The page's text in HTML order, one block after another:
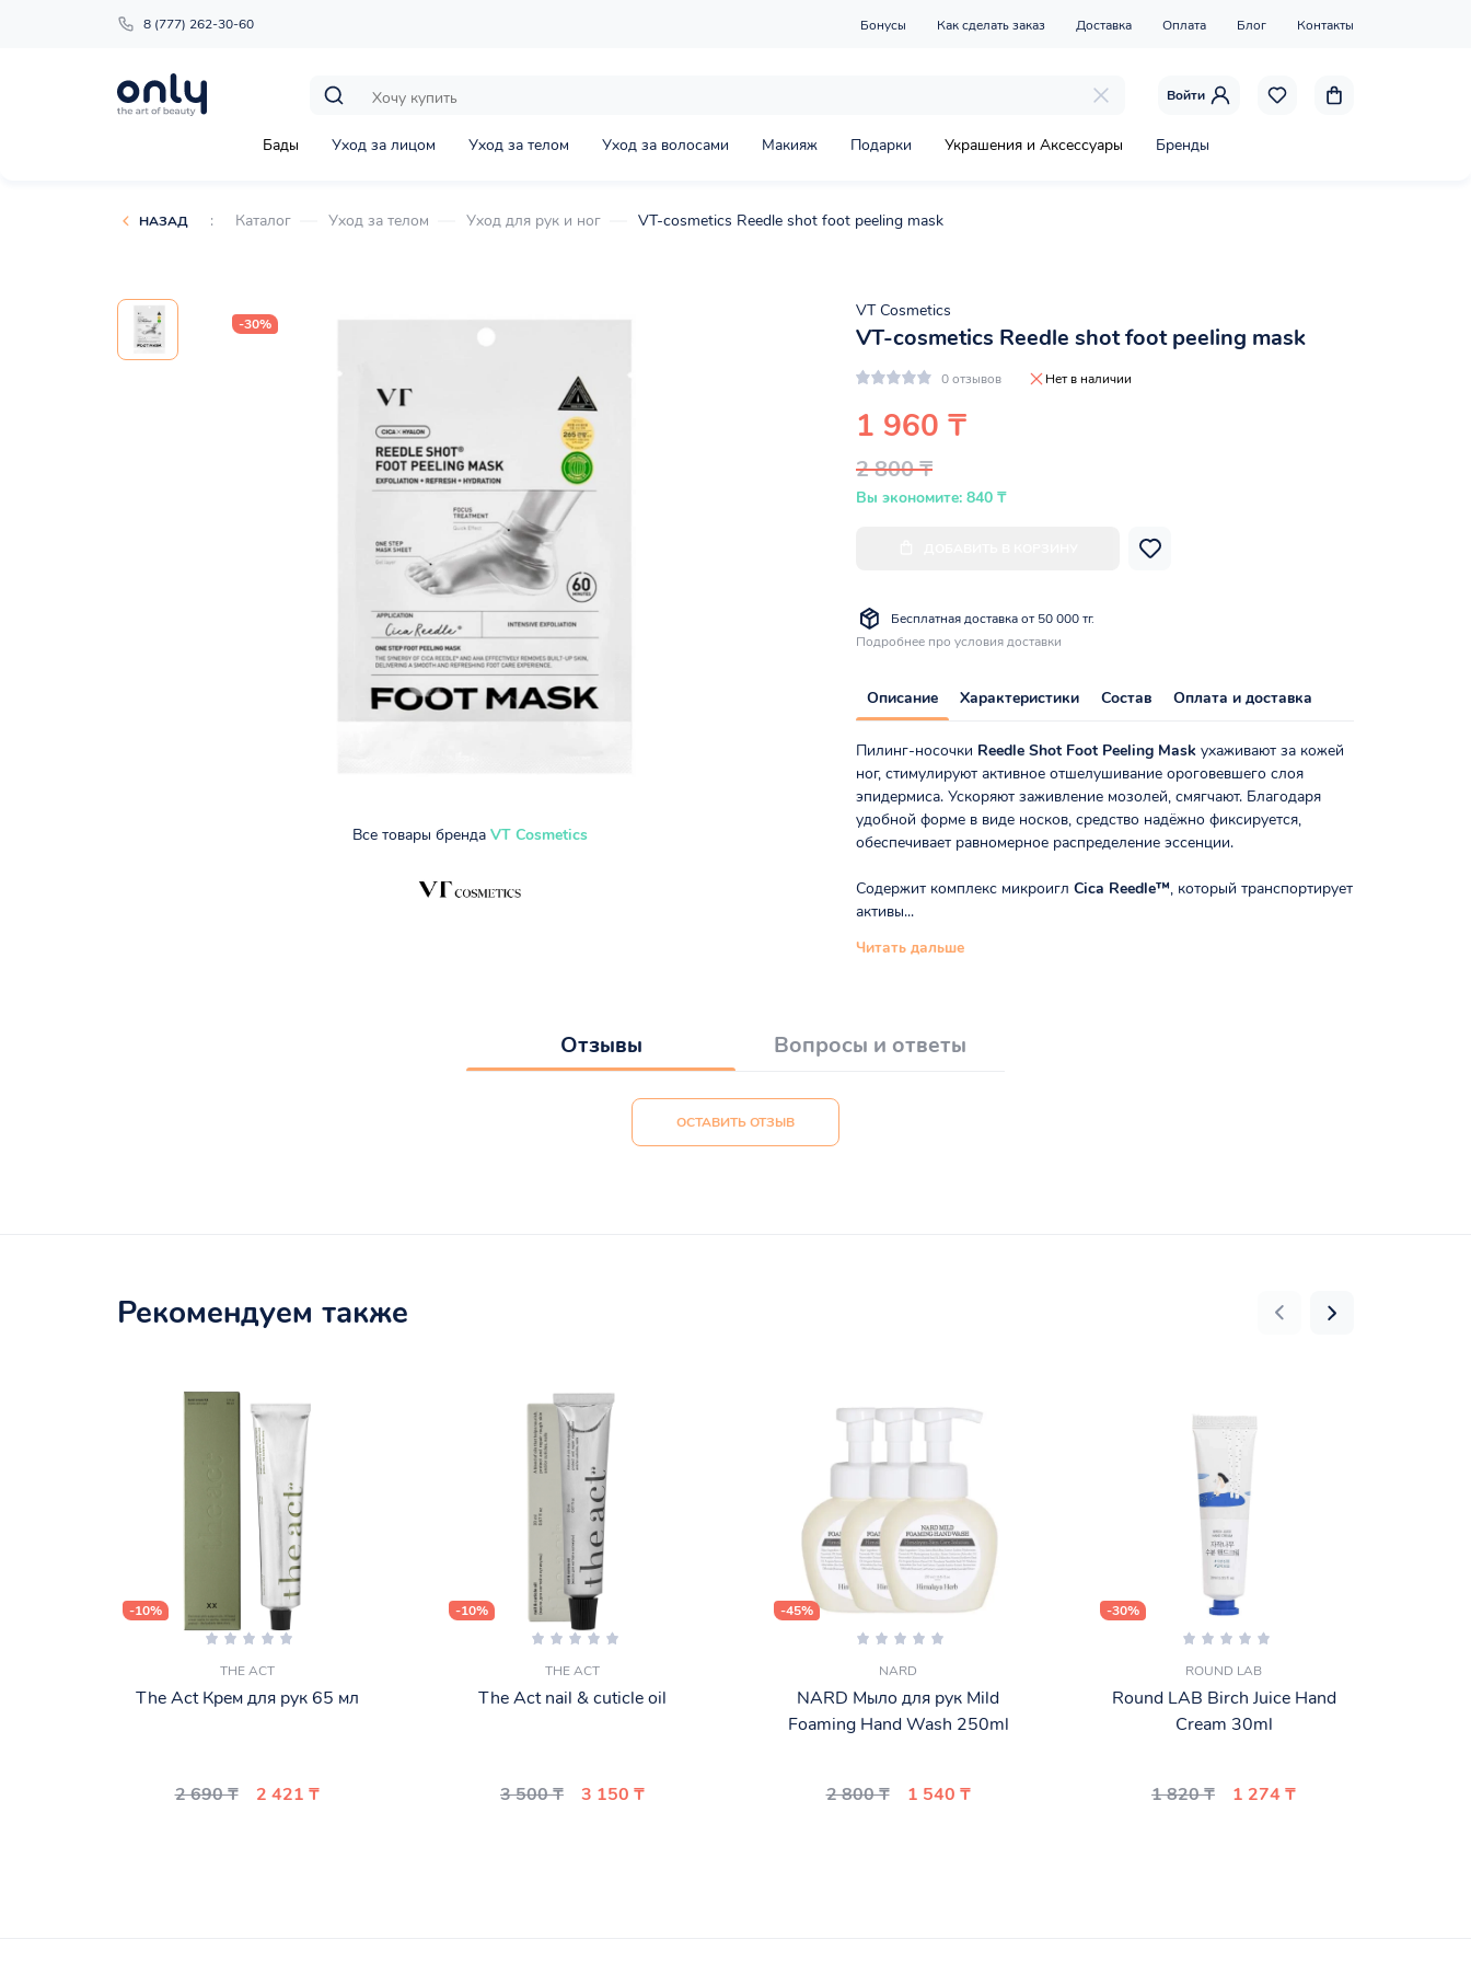
8 (777) 262-30-60 Бонусы Как сделать заказ Доставка Оплата Блог Контакты
Войти
Бады Уход за лицом Уход за телом Уход за волосами Макияж Подарки Украшения и Аксессуары Бренды
НАЗАД : Каталог Уход за телом Уход для рук и ног VT-cosmetics Reedle shot foot peeling mask
-30%
Все товары бренда VT Cosmetics
VT Cosmetics
VT-cosmetics Reedle shot foot peeling mask
0 отзывов Нет в наличии
1 960 ₸
2 800 ₸
Вы экономите: 840 ₸
Бесплатная доставка от 50 000 тг.
Подробнее про условия доставки
Описание Характеристики Состав Оплата и доставка
Пилинг-носочки Reedle Shot Foot Peeling Mask ухаживают за кожей
ног, стимулируют активное отшелушивание ороговевшего слоя
эпидермиса. Ускоряют заживление мозолей, смягчают. Благодаря
удобной форме в виде носков, средство надёжно фиксируется,
обеспечивает равномерное распределение эссенции.
Содержит комплекс микроигл Cica Reedle™, который транспортирует
активы...
Читать дальше
Отзывы Вопросы и ответы
ОСТАВИТЬ ОТЗЫВ
Рекомендуем также
-10%
THE ACT
The Act Крем для рук 65 мл
2 690 ₸ 2 421 ₸
-10%
THE ACT
The Act nail & cuticle oil
3 500 ₸ 3 150 ₸
-45%
NARD
NARD Мыло для рук Mild
Foaming Hand Wash 250ml
2 800 ₸ 1 540 ₸
-30%
ROUND LAB
Round LAB Birch Juice Hand
Cream 30ml
1 820 ₸ 1 274 ₸